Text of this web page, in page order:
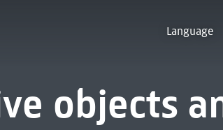
Language
objects